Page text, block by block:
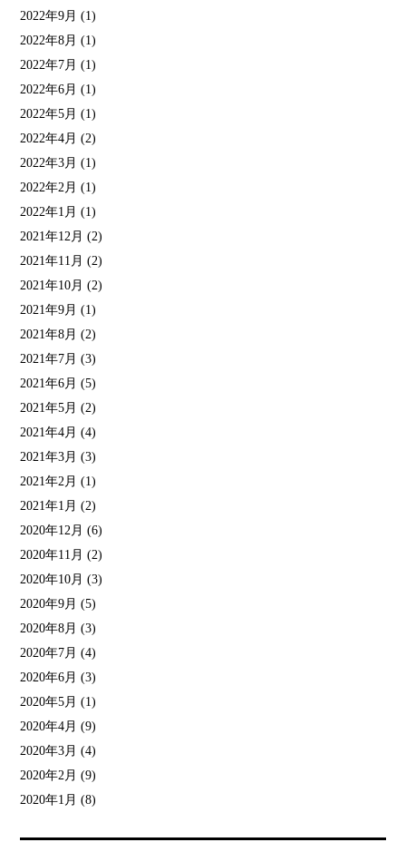
2022年9月 (1)
2022年8月 (1)
2022年7月 (1)
2022年6月 (1)
2022年5月 (1)
2022年4月 (2)
2022年3月 (1)
2022年2月 (1)
2022年1月 (1)
2021年12月 (2)
2021年11月 (2)
2021年10月 (2)
2021年9月 (1)
2021年8月 (2)
2021年7月 (3)
2021年6月 (5)
2021年5月 (2)
2021年4月 (4)
2021年3月 (3)
2021年2月 (1)
2021年1月 (2)
2020年12月 (6)
2020年11月 (2)
2020年10月 (3)
2020年9月 (5)
2020年8月 (3)
2020年7月 (4)
2020年6月 (3)
2020年5月 (1)
2020年4月 (9)
2020年3月 (4)
2020年2月 (9)
2020年1月 (8)